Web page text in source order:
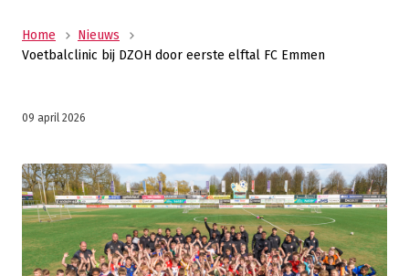
Home
Nieuws
Voetbalclinic bij DZOH door eerste elftal FC Emmen
09 april 2026